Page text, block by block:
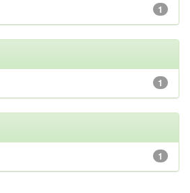
1
1
1